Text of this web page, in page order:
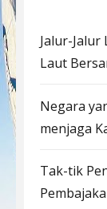
Jalur-Jalur
Laut
Negara
menjaga
Tak-tik